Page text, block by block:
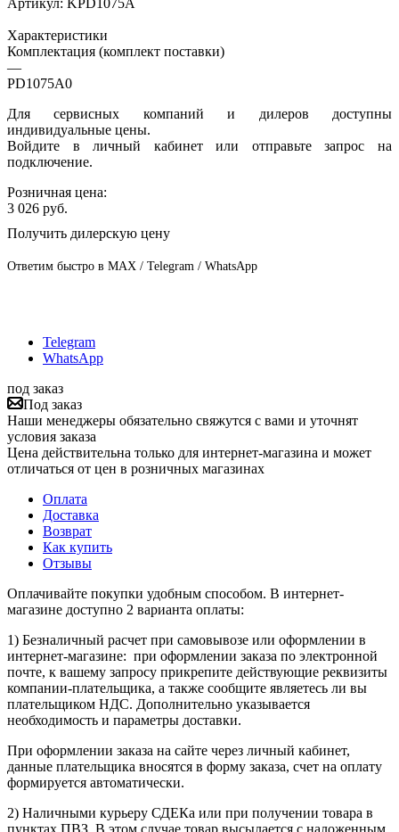
Характеристики
Комплектация (комплект поставки)
—
PD1075A0
Для сервисных компаний и дилеров доступны
индивидуальные цены.
Войдите в личный кабинет или отправьте запрос на
подключение.
Розничная цена:
3 026 руб.
Получить дилерскую цену
Ответим быстро в MAX / Telegram / WhatsApp
Telegram
WhatsApp
под заказ
Под заказ
Наши менеджеры обязательно свяжутся с вами и уточнят
условия заказа
Цена действительна только для интернет-магазина и может
отличаться от цен в розничных магазинах
Оплата
Доставка
Возврат
Как купить
Отзывы
Оплачивайте покупки удобным способом. В интернет-
магазине доступно 2 варианта оплаты:
1) Безналичный расчет при самовывозе или оформлении в
интернет-магазине: при оформлении заказа по электронной
почте, к вашему запросу прикрепите действующие реквизиты
компании-плательщика, а также сообщите являетесь ли вы
плательщиком НДС. Дополнительно указывается
необходимость и параметры доставки.
При оформлении заказа на сайте через личный кабинет,
данные плательщика вносятся в форму заказа, счет на оплату
формируется автоматически.
2) Наличными курьеру СДЕКа или при получении товара в
пунктах ПВЗ. В этом случае товар высылается с наложенным